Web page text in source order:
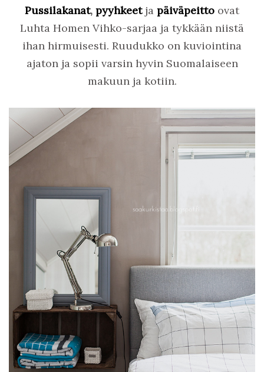
Pussilakanat, pyyhkeet ja päiväpeitto ovat
Luhta Homen Vihko-sarjaa ja tykkään niistä
ihan hirmuisesti. Ruudukko on kuviointina
ajaton ja sopii varsin hyvin Suomalaiseen
makuun ja kotiin.